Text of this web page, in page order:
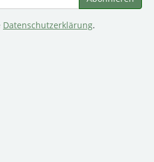
Datenschutzerklärung.